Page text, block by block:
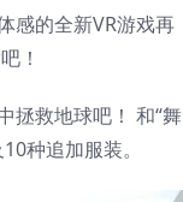
感的全新VR游戏再
！
拯救地球吧！ 和“舞
种追加服装。